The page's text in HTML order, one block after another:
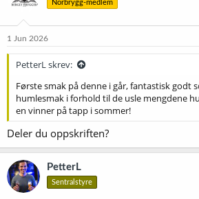
Norbrygg-medlem
1 Jun 2026
PetterL skrev:
Første smak på denne i går, fantastisk godt
humlesmak i forhold til de usle mengdene
en vinner på tapp i sommer!
Deler du oppskriften?
PetterL
Sentralstyre